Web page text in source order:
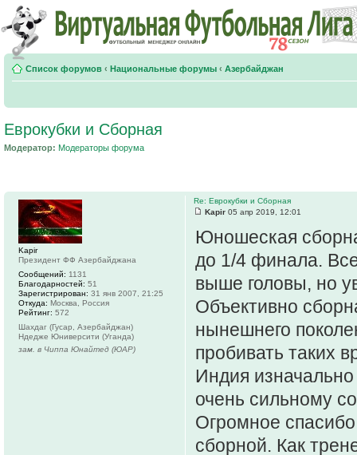
Список форумов ‹ Национальные форумы ‹ Азербайджан
Еврокубки и Сборная
Модератор: Модераторы форума
Re: Еврокубки и Сборная
Kapir 05 апр 2019, 12:01
Юношеская
до 1/4 финала.
выше головы, но
Объективно
нынешнего
пробивать таких
Индия
очень сильному
Огромное
сборной. Как
Kapir
Президент ФФ Азербайджана
Сообщений: 1131
Благодарностей: 51
Зарегистрирован: 31 янв 2007, 21:25
Откуда: Москва, Россия
Рейтинг: 572
Шахдаг (Гусар, Азербайджан)
Ндедже Юниверсити (Уганда)
зам. в Чиппа Юнайтед (ЮАР)